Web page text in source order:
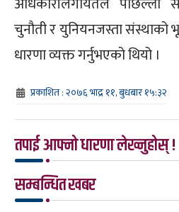
चुनौती र युनियनजस्ता
धारणा व्यक्त गर्नुभएको थियो ।
प्रकाशित : २०७६ भाद्र ११, बुधबार १५:३२
तपाई आफ्नो धारणा लेख्नुहोस् !
सम्बन्धित खबर